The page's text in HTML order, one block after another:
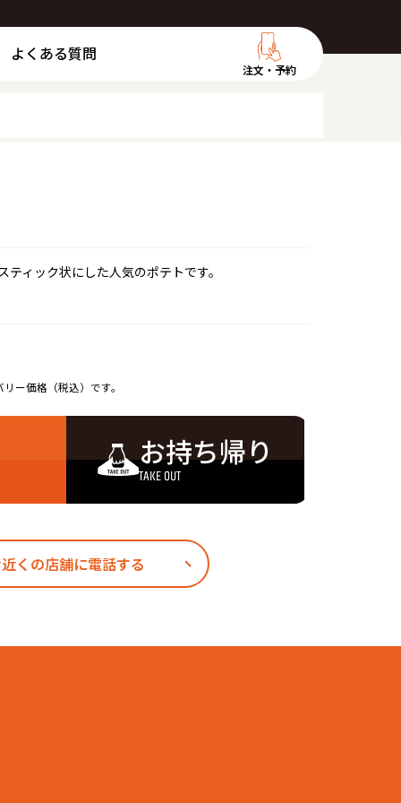
注文・予約
よくある質問
ィック状にした人気のポテトです。
ー価格（税込）です。
お持ち帰り
TAKE OUT
くの店舗に電話する